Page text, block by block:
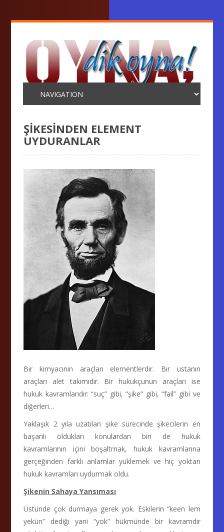
ŞİKESİNDEN ELEMENT
UYDURANLAR
Bir kimyacının araçları elementlerdir. Bir ustanın
araçları alet takımıdır. Bir hukukçunun araçları ise
hukuk kavramlarıdır: “suç” gibi, “şike” gibi, “fail” gibi ve
diğerleri…
Yaklaşık 2 yıla uzatılan şike sürecinde şikecilerin en
başarılı oldukları konulardan biri de hukuk
kavramlarının içini boşaltmak, hukuk kavramlarına
gerçeğinden farklı anlamlar yüklemek ve hiç yoktan
hukuk kavramları uydurmak oldu.
Şikenin Sahaya Yansıması
Üstünde çok durmaya gerek yok. Eskilerin “keen lem
yekün” dediği yani “yok” hükmünde bir kavramdır